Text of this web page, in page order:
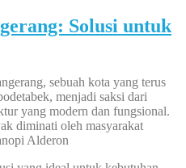
Solusi untuk
sebuah kota yang terus
menjadi saksi dari
yang modern dan fungsional.
diminati oleh masyarakat
Alderon